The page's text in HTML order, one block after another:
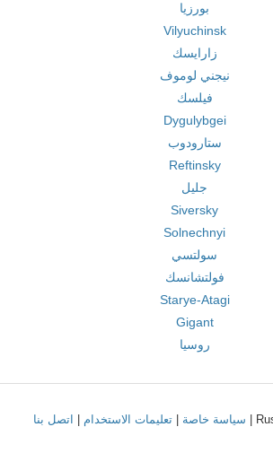
بورزيا
Vilyuchinsk
زارايسك
نيجني لوموف
فيلسك
Dygulybgei
ستارودوب
Reftinsky
جليل
Siversky
Solnechnyi
سولتسي
فولتشانسك
Starye-Atagi
Gigant
روسيا
سياسة خاصة |تعليمات الاستخدام اتصل بنا